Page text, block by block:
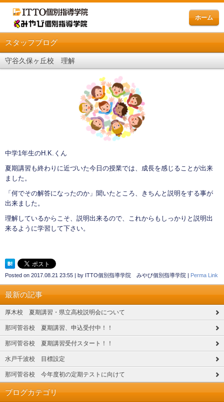
ホーム
スタッフブログ
守谷久保ヶ丘校 理解
中学1年生のH.K.くん
夏期講習も終わりに近づいた今日の授業では、成長を感じることが出来
ました。
「何でその解答になったのか」聞いたところ、きちんと説明をする事が
出来ました。
理解しているからこそ、説明出来るので、これからもしっかりと説明出
来るように学習して下さい。
Posted on 2017.08.21 23:55 | by ITTO個別指導学院 みやび個別指導学院 | Perma Link
最新の記事
厚木校 夏期講習・県立高校説明会について
那珂菅谷校 夏期講習、申込受付中！！
那珂菅谷校 夏期講習受付スタート！！
水戸千波校 目標設定
那珂菅谷校 今年度初の定期テストに向けて
ブログカテゴリ